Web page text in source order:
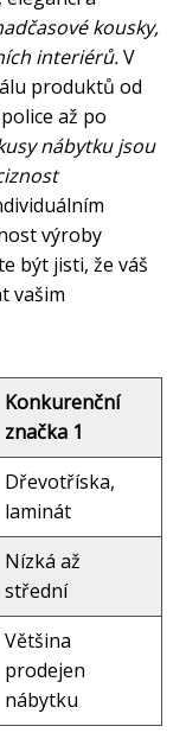
kousky,
interiérů.V
produktů od
až po
nábytku jsou
výroby
být jisti, že váš
vašim
Konkurenční
značka 1
Dřevotříska,
laminát
Nízká až
střední
Většina
prodejen
nábytku